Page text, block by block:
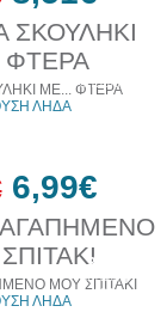
10%
έκπτωση
30%
έκπτωση
web
ΜΕ... ΦΤΕΡΑ
ΛΗΔΑ
6,99€
ΜΟΥ ΣΠΙΤΑΚΙ
ΛΗΔΑ